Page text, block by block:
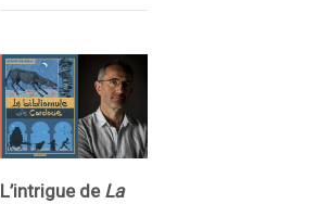
L’intrigue de La